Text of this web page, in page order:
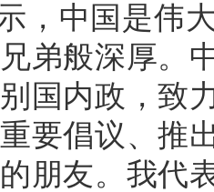
，中国是伟
弟般深厚。
国内政，致
要倡议、推
朋友。我代